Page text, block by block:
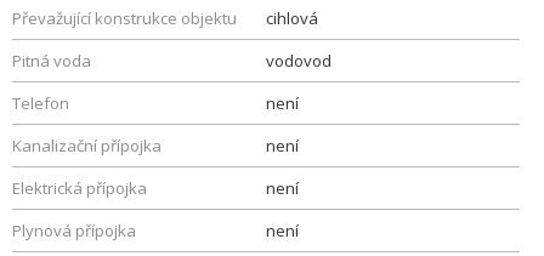
Převažující konstrukce objektu
cihlová
Pitná voda
vodovod
Telefon
není
Kanalizační přípojka
není
Elektrická přípojka
není
Plynová přípojka
není